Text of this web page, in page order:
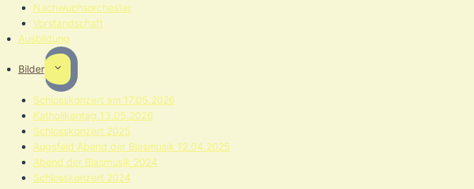
Nachwuchsorchester
Vorstandschaft
Ausbildung
Bilder
Toggle
child
menu
Schlosskonzert am 17.05.2026
Katholikentag 13.05.2026
Schlosskonzert 2025
Augsfeld Abend der Blasmusik 12.04.2025
Abend der Blasmusik 2024
Schlosskonzert 2024